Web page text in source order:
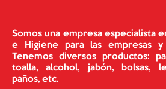
Somos una empresa especialista
e Higiene para las empresas
Tenemos diversos productos:
toalla, alcohol, jabón, bolsas,
paños, etc.